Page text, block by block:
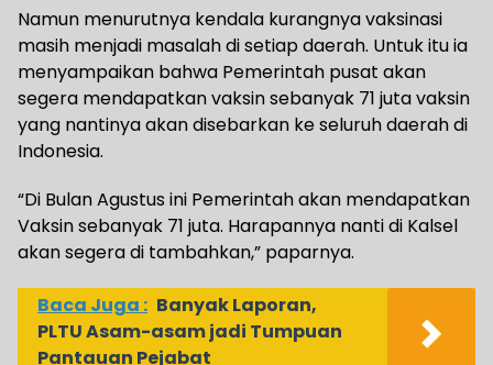
Namun menurutnya kendala kurangnya vaksinasi
masih menjadi masalah di setiap daerah. Untuk itu ia
menyampaikan bahwa Pemerintah pusat akan
segera mendapatkan vaksin sebanyak 71 juta vaksin
yang nantinya akan disebarkan ke seluruh daerah di
Indonesia.
“Di Bulan Agustus ini Pemerintah akan mendapatkan
Vaksin sebanyak 71 juta. Harapannya nanti di Kalsel
akan segera di tambahkan,” paparnya.
Baca Juga : Banyak Laporan,
PLTU Asam-asam jadi Tumpuan
Pantauan Pejabat